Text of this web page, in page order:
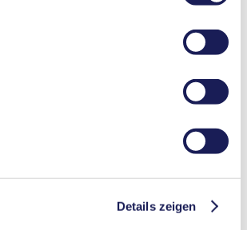
Nutzung der Dienste gesammelt
Ihre Einwilligung jederzeit widerrufen,
am Ende der Website klicken
zu den verwendeten Cookies,
und Speicherdauer finden
Details zeigen